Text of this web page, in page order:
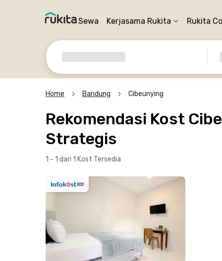
Sewa Kerjasama Rukita Rukita
Home Bandung Cibeunying
Rekomendasi Kost
Strategis
1 - 1 dari 1 Kost Tersedia